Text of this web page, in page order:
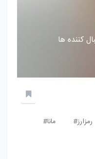
کننده ها
رمزارز# مانا#